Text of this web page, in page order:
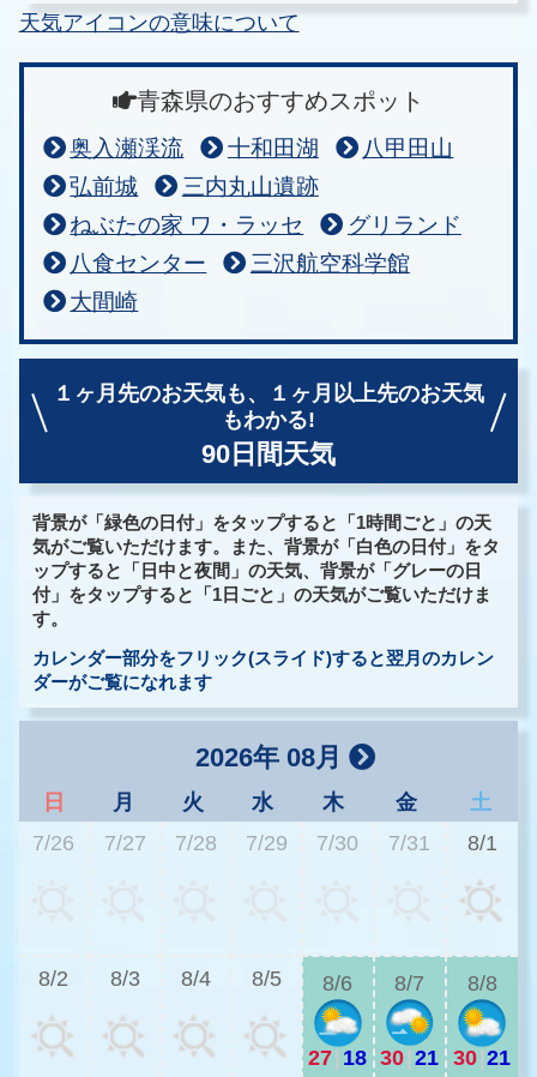
天気アイコンの意味について
青森県のおすすめスポット
奥入瀬渓流 十和田湖
八甲田山
弘前城
三内丸山遺跡
ねぶたの家 ワ・ラッセ
グリランド
八食センター
三沢航空科学館
大間崎
１ヶ月先のお天気も、
１ヶ月以上先のお天気
もわかる!
90日間天気
背景が「緑色の日付」をタップすると「1時間ごと」の天
気がご覧いただけます。また、背景が「白色の日付」をタ
ップすると「日中と夜間」の天気、背景が「グレーの日
付」をタップすると「1日ごと」の天気がご覧いただけま
す。
カレンダー部分をフリック(スライド)すると翌月のカレン
ダーがご覧になれます
2026年 08月
日 月 火 水 木 金
土
7/26
7/27 7/28 7/29 7/30 7/31 8/1
8/2 8/3 8/4 8/5 8/6
27 18
8/7
30 21
8/8
30 21